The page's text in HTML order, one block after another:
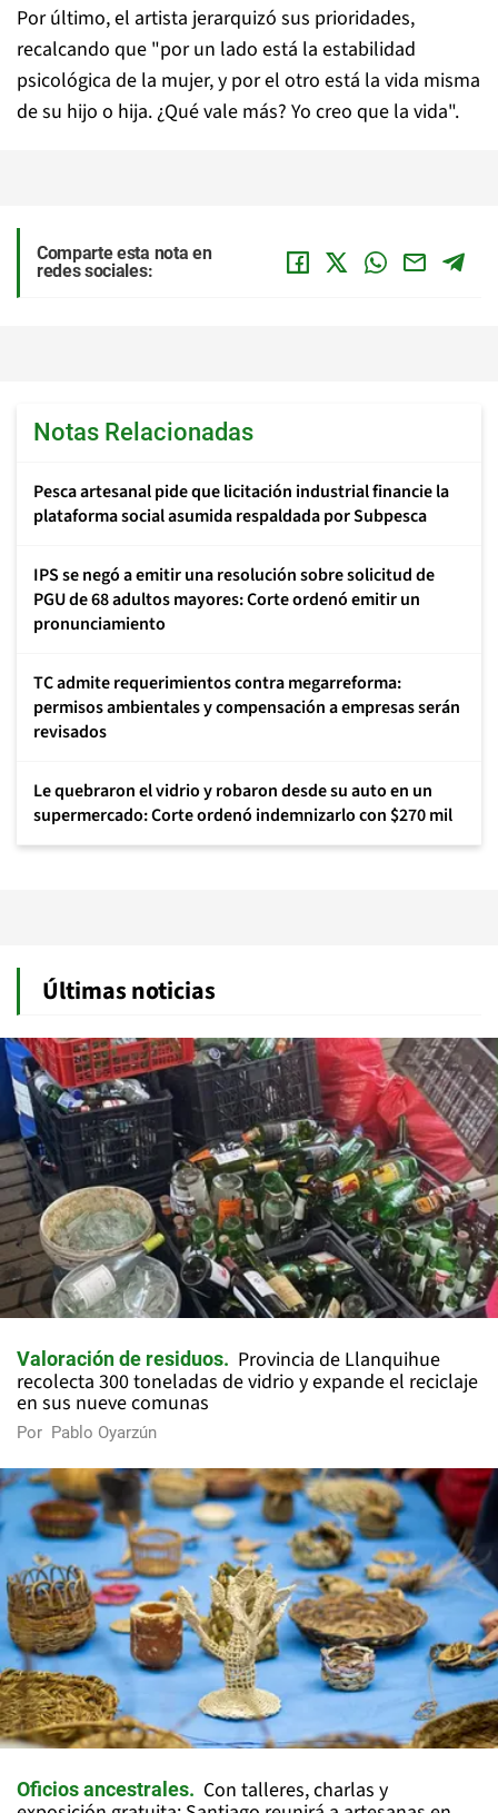
Por último, el artista jerarquizó sus prioridades,
recalcando que "por un lado está la estabilidad
psicológica de la mujer, y por el otro está la vida misma
de su hijo o hija. ¿Qué vale más? Yo creo que la vida".
Comparte esta nota en
redes sociales:
Notas Relacionadas
Pesca artesanal pide que licitación industrial financie la
plataforma social asumida respaldada por Subpesca
IPS se negó a emitir una resolución sobre solicitud de
PGU de 68 adultos mayores: Corte ordenó emitir un
pronunciamiento
TC admite requerimientos contra megarreforma:
permisos ambientales y compensación a empresas serán
revisados
Le quebraron el vidrio y robaron desde su auto en un
supermercado: Corte ordenó indemnizarlo con $270 mil
Últimas noticias
Valoración de residuos
Provincia de Llanquihue
recolecta 300 toneladas de vidrio y expande el reciclaje
en sus nueve comunas
Por Pablo Oyarzún
Oficios ancestrales
Con talleres, charlas y